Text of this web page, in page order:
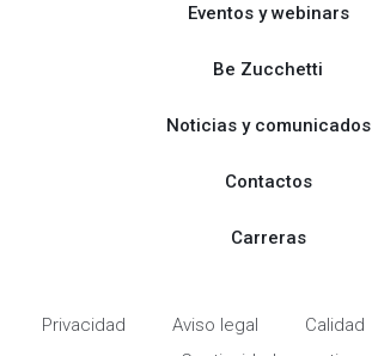
Eventos y webinars
Be Zucchetti
Noticias y comunicados
Contactos
Carreras
Privacidad Aviso legal Calidad